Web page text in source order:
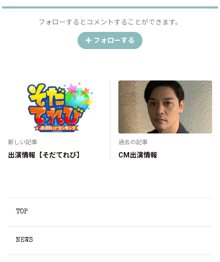
フォローするとコメントすることができます。
フォローする
新しい記事
出演情報【そだてれび】
過去の記事
CM出演情報
TOP
NEWS